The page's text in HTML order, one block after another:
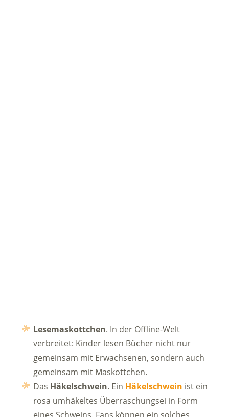
Lesemaskottchen. In der Offline-Welt
verbreitet: Kinder lesen Bücher nicht nur
gemeinsam mit Erwachsenen, sondern auch
gemeinsam mit Maskottchen.
Das Häkelschwein. Ein Häkelschwein ist ein
rosa umhäkeltes Überraschungsei in Form